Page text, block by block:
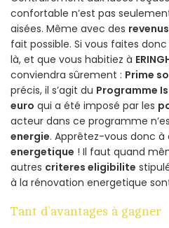
confortable n’est pas
aisées. Même avec des
fait possible. Si vous faites
là, et que vous habitiez à
conviendra sûrement : Prime
précis, il s’agit du Programme
euro qui a été imposé par les
acteur dans ce programme
energie. Apprêtez-vous donc
energetique ! Il faut quand
autres criteres eligibilite
à la rénovation energetique
Tant d’avantages à gagner